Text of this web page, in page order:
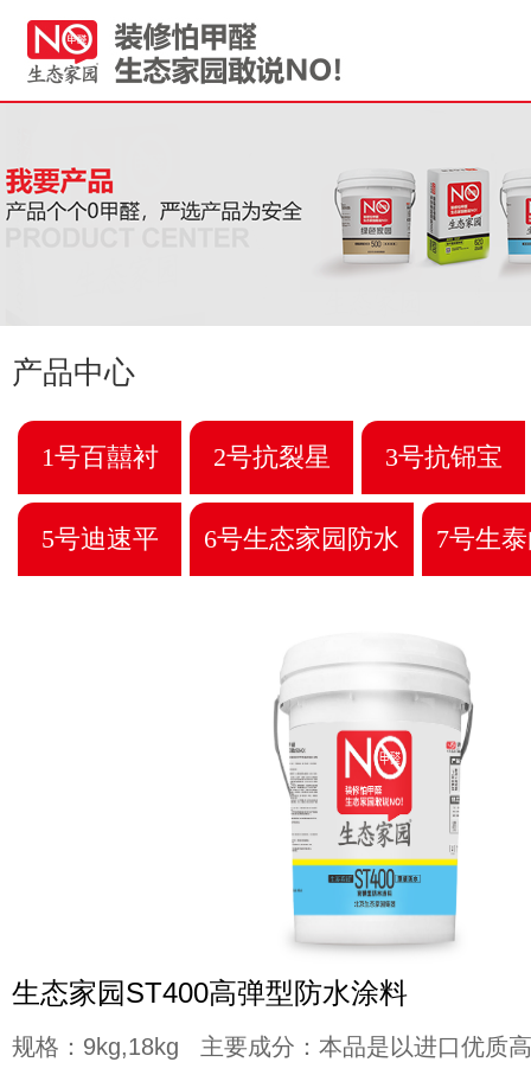
产品中心
1号百囍衬 2号抗裂星 3号抗铞宝
5号迪速平 6号生态家园防水 7号生
生态家园ST400高弹型防水涂料
规格：9kg,18kg 主要成分：本品是以进口优质